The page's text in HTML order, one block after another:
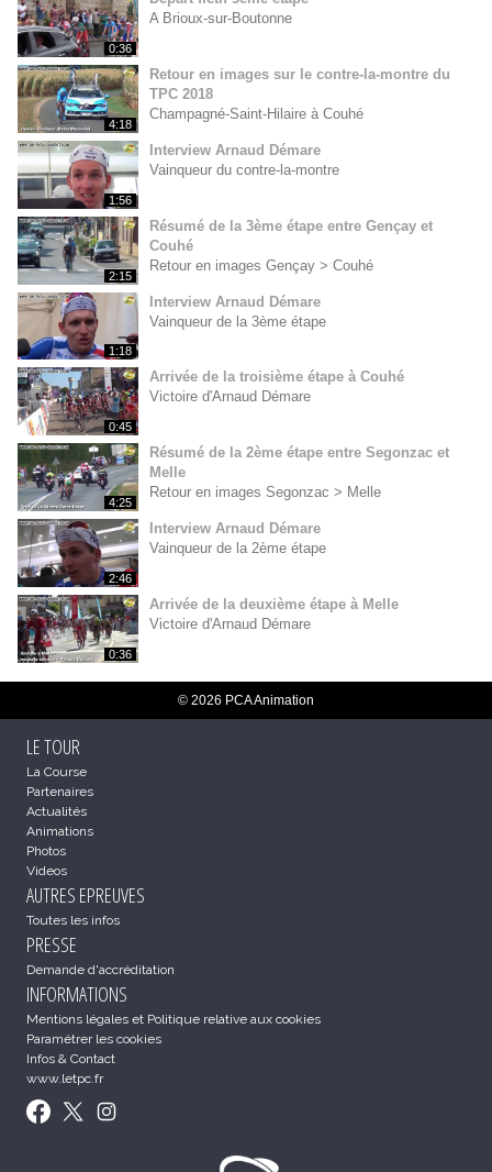
0:36
A Brioux-sur-Boutonne
4:18
Retour en images sur le contre-la-montre du
TPC 2018
Champagné-Saint-Hilaire à Couhé
1:56
Interview Arnaud Démare
Vainqueur du contre-la-montre
2:15
Résumé de la 3ème étape entre Gençay et
Couhé
Retour en images Gençay > Couhé
1:18
Interview Arnaud Démare
Vainqueur de la 3ème étape
0:45
Arrivée de la troisième étape à Couhé
Victoire d'Arnaud Démare
4:25
Résumé de la 2ème étape entre Segonzac et
Melle
Retour en images Segonzac > Melle
2:46
Interview Arnaud Démare
Vainqueur de la 2ème étape
0:36
Arrivée de la deuxième étape à Melle
Victoire d'Arnaud Démare
© 2026 PCA Animation
LE TOUR
La Course
Partenaires
Actualités
Animations
Photos
Videos
AUTRES EPREUVES
Toutes les infos
PRESSE
Demande d'accréditation
INFORMATIONS
Mentions légales et Politique relative aux cookies
Paramétrer les cookies
Infos & Contact
www.letpc.fr